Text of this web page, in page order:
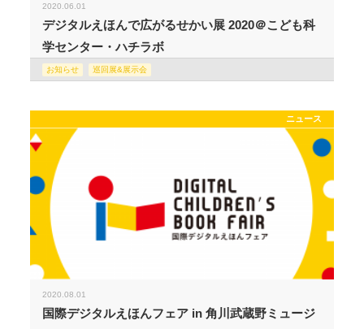
2020.06.01
デジタルえほんで広がるせかい展 2020＠こども科
学センター・ハチラボ
お知らせ 巡回展&展示会
ニュース
2020.08.01
国際デジタルえほんフェア in 角川武蔵野ミュージ